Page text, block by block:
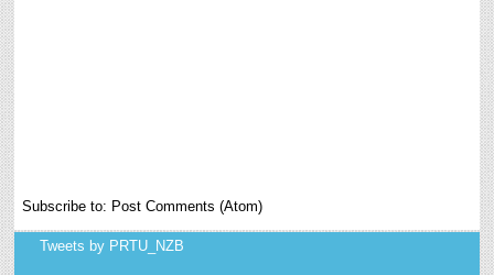
Subscribe to: Post Comments (Atom)
Tweets by PRTU_NZB